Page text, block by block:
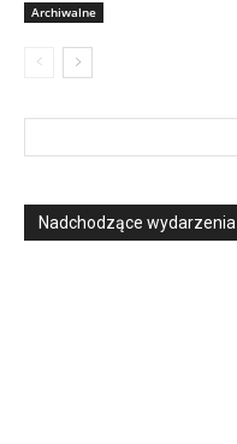
Archiwalne
Nadchodzące wydarzenia